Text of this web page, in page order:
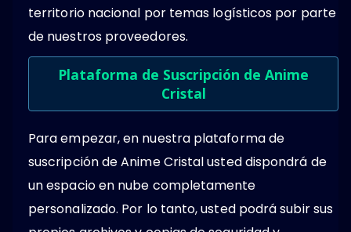
territorio nacional por temas logísticos por parte
de nuestros proveedores.
Plataforma de Suscripción de Anime
Cristal
Para empezar, en nuestra plataforma de
suscripción de Anime Cristal usted dispondrá de
un espacio en nube completamente
personalizado. Por lo tanto, usted podrá subir sus